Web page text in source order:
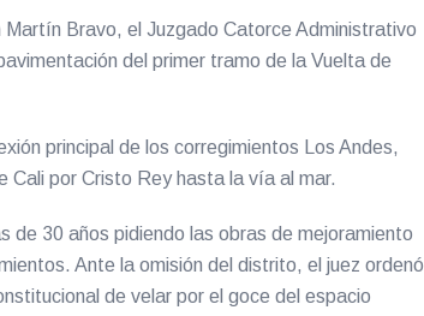
Bravo, el Juzgado Catorce Administrativo
del primer tramo de la Vuelta de
principal de los corregimientos Los Andes,
Cali por Cristo Rey hasta la vía al mar.
de 30 años pidiendo las obras de mejoramiento
Ante la omisión del distrito, el juez ordenó
de velar por el goce del espacio